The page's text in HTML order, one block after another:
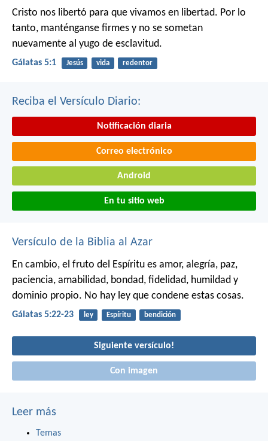
Cristo nos libertó para que vivamos en libertad. Por lo
tanto, manténganse firmes y no se sometan
nuevamente al yugo de esclavitud.
Gálatas 5:1 Jesús vida redentor
Reciba el Versículo Diario:
Notificación diaria
Correo electrónico
Android
En tu sitio web
Versículo de la Biblia al Azar
En cambio, el fruto del Espíritu es amor, alegría, paz,
paciencia, amabilidad, bondad, fidelidad, humildad y
dominio propio. No hay ley que condene estas cosas.
Gálatas 5:22-23 ley Espíritu bendición
Siguiente versículo!
Con imagen
Leer más
Temas